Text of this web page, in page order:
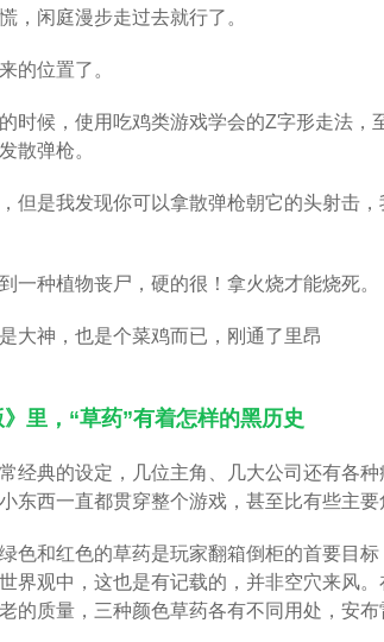
，闲庭漫步走过去就行了。
的位置了。
时候，使用吃鸡类游戏学会的Z字形走法，
散弹枪。
但是我发现你可以拿散弹枪朝它的头射击
一种植物丧尸，硬的很！拿火烧才能烧死。
大神，也是个菜鸡而已，刚通了里昂
》里，“草药”有着怎样的黑历史
经典的设定，几位主角、几大公司还有各
东西一直都贯穿整个游戏，甚至比有些主要
色和红色的草药是玩家翻箱倒柜的首要目
界观中，这也是有记载的，并非空穴来风
的质量，三种颜色草药各有不同用处，安